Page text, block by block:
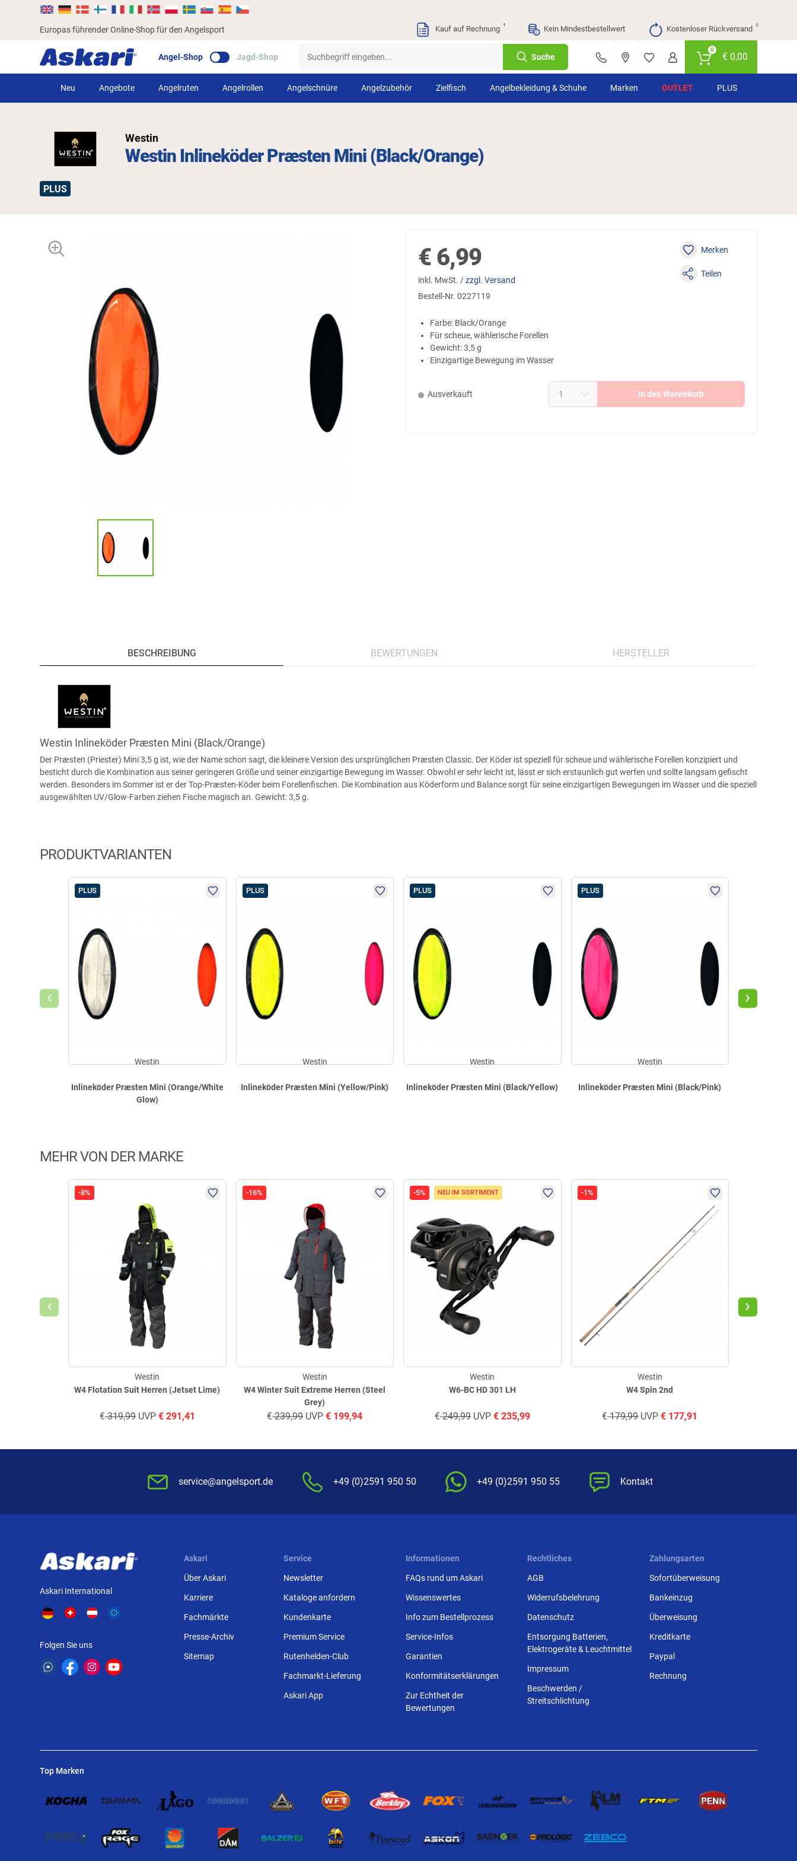
Europas führender Online-Shop für den Angelsport Kauf auf Rechnung ¹ Kein Mindestbestellwert Kostenloser Rückversand ⁵
Angel-Shop Jagd-Shop Suche
0
€0,00
Neu Angebote Angelruten Angelrollen Angelschnüre Angelzubehör Zielfisch Angelbekleidung & Schuhe Marken OUTLET PLUS
Westin Inlineköder Præsten Mini (Black/Orange)
Westin
PLUS
€ 6,99
inkl. MwSt. /zzgl. Versand
Bestell-Nr. 0227119
Merken
Teilen
Farbe: Black/Orange
Für scheue, wählerische Forellen
Gewicht: 3,5 g
Einzigartige Bewegung im Wasser
Ausverkauft In den Warenkorb
BESCHREIBUNG BEWERTUNGEN HERSTELLER
Westin Inlineköder Præsten Mini (Black/Orange)
Der Præsten (Priester) Mini 3,5 g ist, wie der Name schon sagt, die kleinere Version des ursprünglichen Præsten Classic. Der Köder ist speziell für scheue und wählerische Forellen konzipiert und
besticht durch die Kombination aus seiner geringeren Größe und seiner einzigartige Bewegung im Wasser. Obwohl er sehr leicht ist, lässt er sich erstaunlich gut werfen und sollte langsam gefischt
werden. Besonders im Sommer ist er der Top-Præsten-Köder beim Forellenfischen. Die Kombination aus Köderform und Balance sorgt für seine einzigartigen Bewegungen im Wasser und die speziell
ausgewählten UV/Glow-Farben ziehen Fische magisch an. Gewicht: 3,5 g.
PRODUKTVARIANTEN
PLUS
Inlineköder Præsten Mini (Orange/White
Glow)
Westin
PLUS
Inlineköder Præsten Mini (Yellow/Pink)
Westin
PLUS
Inlineköder Præsten Mini (Black/Yellow)
Westin
PLUS
Inlineköder Præsten Mini (Black/Pink)
Westin
‹ ›
MEHR VON DER MARKE
-8%
W4 Flotation Suit Herren (Jetset Lime)
Westin
€319,99UVP €291,41
-16%
W4 Winter Suit Extreme Herren (Steel
Grey)
Westin
€239,99UVP € 199,94
-5% NEU IM SORTIMENT
W6-BC HD 301 LH
Westin
€249,99UVP €235,99
-1%
W4 Spin 2nd
Westin
€179,99UVP € 177,91
‹ ›
service@angelsport.de +49 (0)2591 950 50 +49 (0)2591 950 55 Kontakt
Askari International
Folgen Sie uns
Askari
Über Askari
Karriere
Fachmärkte
Presse-Archiv
Sitemap
Service
Newsletter
Kataloge anfordern
Kundenkarte
Premium Service
Rutenhelden-Club
Fachmarkt-Lieferung
Askari App
Informationen
FAQs rund um Askari
Wissenswertes
Info zum Bestellprozess
Service-Infos
Garantien
Konformitätserklärungen
Zur Echtheit der
Bewertungen
Rechtliches
AGB
Widerrufsbelehrung
Datenschutz
Entsorgung Batterien,
Elektrogeräte & Leuchtmittel
Impressum
Beschwerden /
Streitschlichtung
Zahlungsarten
Sofortüberweisung
Bankeinzug
Überweisung
Kreditkarte
Paypal
Rechnung
Top Marken